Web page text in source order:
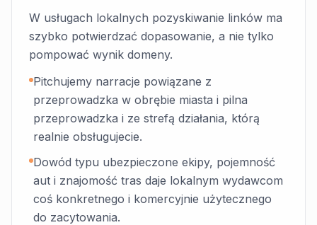
W usługach lokalnych pozyskiwanie linków ma
szybko potwierdzać dopasowanie, a nie tylko
pompować wynik domeny.
Pitchujemy narracje powiązane z
przeprowadzka w obrębie miasta i pilna
przeprowadzka i ze strefą działania, którą
realnie obsługujecie.
Dowód typu ubezpieczone ekipy, pojemność
aut i znajomość tras daje lokalnym wydawcom
coś konkretnego i komercyjnie użytecznego
do zacytowania.